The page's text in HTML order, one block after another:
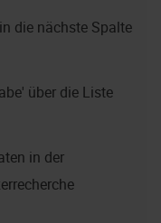
die nächste Spalte
über die Liste
in der